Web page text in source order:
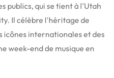
publics, qui se tient à l'Utah
Il célèbre l'héritage de
icônes internationales et des
week-end de musique en